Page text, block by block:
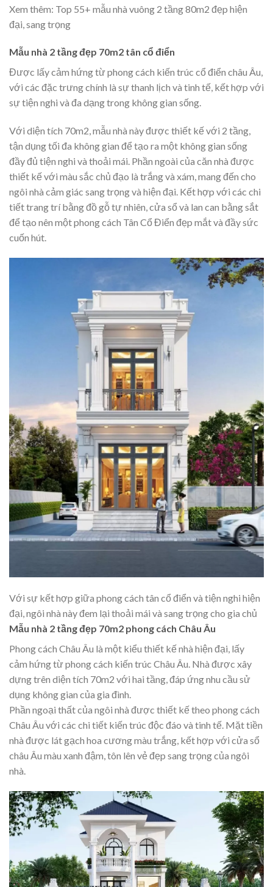
Xem thêm: Top 55+ mẫu nhà vuông 2 tầng 80m2 đẹp hiện
đại, sang trọng
Mẫu nhà 2 tầng đẹp 70m2 tân cổ điển
Được lấy cảm hứng từ phong cách kiến trúc cổ điển châu Âu,
với các đặc trưng chính là sự thanh lịch và tinh tế, kết hợp với
sự tiện nghi và đa dạng trong không gian sống.
Với diện tích 70m2, mẫu nhà này được thiết kế với 2 tầng,
tận dụng tối đa không gian để tạo ra một không gian sống
đầy đủ tiện nghi và thoải mái. Phần ngoài của căn nhà được
thiết kế với màu sắc chủ đạo là trắng và xám, mang đến cho
ngôi nhà cảm giác sang trọng và hiện đại. Kết hợp với các chi
tiết trang trí bằng đồ gỗ tự nhiên, cửa sổ và lan can bằng sắt
để tạo nên một phong cách Tân Cổ Điển đẹp mắt và đầy sức
cuốn hút.
Với sự kết hợp giữa phong cách tân cổ điển và tiện nghi hiện
đại, ngôi nhà này đem lại thoải mái và sang trọng cho gia chủ
Mẫu nhà 2 tầng đẹp 70m2 phong cách Châu Âu
Phong cách Châu Âu là một kiểu thiết kế nhà hiện đại, lấy
cảm hứng từ phong cách kiến trúc Châu Âu. Nhà được xây
dựng trên diện tích 70m2 với hai tầng, đáp ứng nhu cầu sử
dụng không gian của gia đình.
Phần ngoại thất của ngôi nhà được thiết kế theo phong cách
Châu Âu với các chi tiết kiến trúc độc đáo và tinh tế. Mặt tiền
nhà được lát gạch hoa cương màu trắng, kết hợp với cửa sổ
châu Âu màu xanh đậm, tôn lên vẻ đẹp sang trọng của ngôi
nhà.